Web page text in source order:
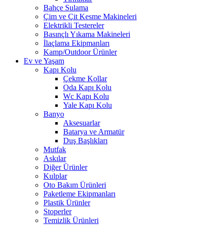
Bahçe Sulama
Çim ve Çit Kesme Makineleri
Elektrikli Testereler
Basınçlı Yıkama Makineleri
İlaçlama Ekipmanları
Kamp/Outdoor Ürünler
Ev ve Yaşam
Kapı Kolu
Çekme Kollar
Oda Kapı Kolu
Wc Kapı Kolu
Yale Kapı Kolu
Banyo
Aksesuarlar
Batarya ve Armatür
Duş Başlıkları
Mutfak
Askılar
Diğer Ürünler
Kulplar
Oto Bakım Ürünleri
Paketleme Ekipmanları
Plastik Ürünler
Stoperler
Temizlik Ürünleri